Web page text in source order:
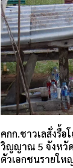
คกก.ชาวเลสั่งรื้
วิญญาณ 5 จังหวั
ตัวเอกชนรายให